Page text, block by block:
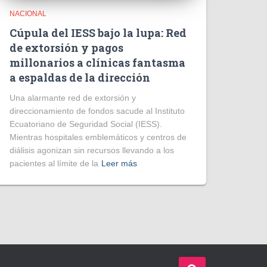
NACIONAL
Cúpula del IESS bajo la lupa: Red
de extorsión y pagos
millonarios a clínicas fantasma
a espaldas de la dirección
​Una alarmante red de extorsión y
direccionamiento de fondos sacude al Instituto
Ecuatoriano de Seguridad Social (IESS).
Mientras hospitales emblemáticos y centros de
diálisis agonizan sin recursos llevando a los
pacientes al límite de la Leer más